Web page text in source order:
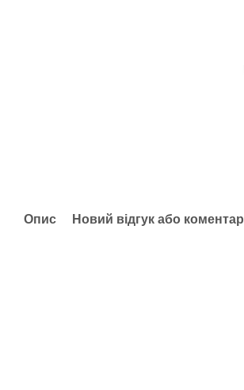
Опис Новий відгук або коментар